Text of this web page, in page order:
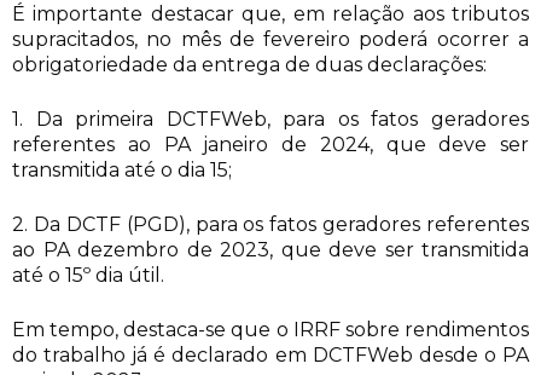
É importante destacar que, em relação aos tributos
supracitados, no mês de fevereiro poderá ocorrer a
obrigatoriedade da entrega de duas declarações:
1. Da primeira DCTFWeb, para os fatos geradores
referentes ao PA janeiro de 2024, que deve ser
transmitida até o dia 15;
2. Da DCTF (PGD), para os fatos geradores referentes
ao PA dezembro de 2023, que deve ser transmitida
até o 15º dia útil.
Em tempo, destaca-se que o IRRF sobre rendimentos
do trabalho já é declarado em DCTFWeb desde o PA